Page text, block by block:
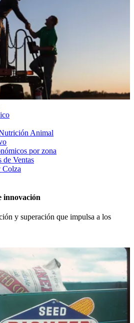
Animal
por zona
de Ventas
Colza
innovación
y superación que impulsa a los